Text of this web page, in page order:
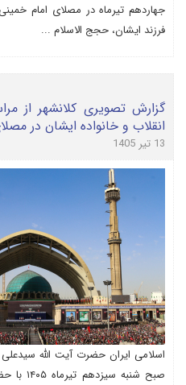
جهاردهم تیرماه در مصلای امام
فرزند ایشان، حجج الاسلام ...
گزارش تصویری کلانشهر از
انقلاب و خانواده ایشان در
13 تیر 1405
اسلامی ایران حضرت آیت الله
صبح